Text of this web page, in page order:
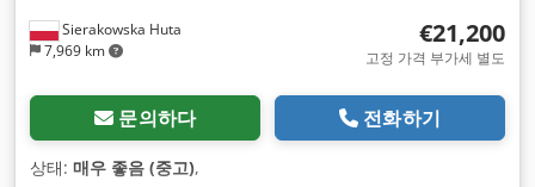
Sierakowska Huta
7,969 km
€21,200
고정 가격 부가세 별도
문의하다 전화하기
상태: 매우 좋음 (중고),